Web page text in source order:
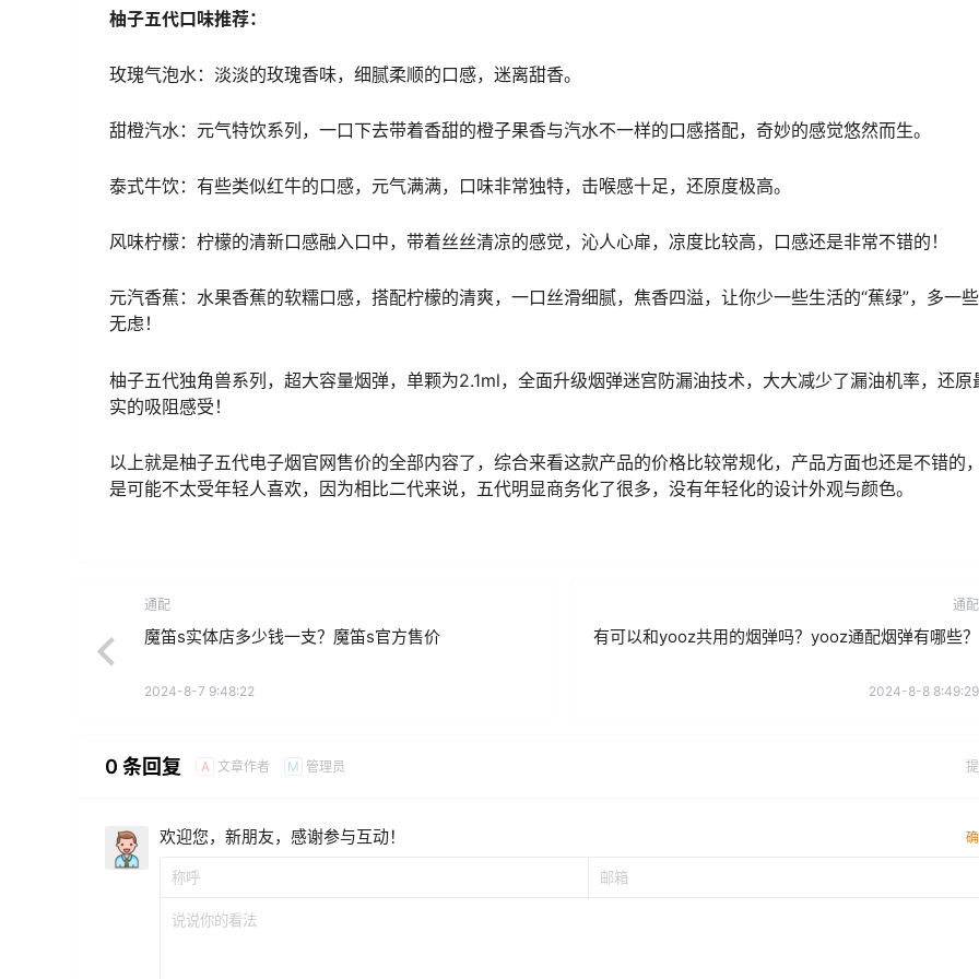
柚子五代口味推荐：
玫瑰气泡水：淡淡的玫瑰香味，细腻柔顺的口感，迷离甜香。
甜橙汽水：元气特饮系列，一口下去带着香甜的橙子果香与汽水不一样的口感搭配，奇妙的感觉悠然而生。
泰式牛饮：有些类似红牛的口感，元气满满，口味非常独特，击喉感十足，还原度极高。
风味柠檬：柠檬的清新口感融入口中，带着丝丝清凉的感觉，沁人心扉，凉度比较高，口感还是非常不错的！
元汽香蕉：水果香蕉的软糯口感，搭配柠檬的清爽，一口丝滑细腻，焦香四溢，让你少一些生活的“蕉绿”，多一
无虑！
柚子五代独角兽系列，超大容量烟弹，单颗为2.1ml，全面升级烟弹迷宫防漏油技术，大大减少了漏油机率，还原
实的吸阻感受！
以上就是柚子五代电子烟官网售价的全部内容了，综合来看这款产品的价格比较常规化，产品方面也还是不错的
是可能不太受年轻人喜欢，因为相比二代来说，五代明显商务化了很多，没有年轻化的设计外观与颜色。
通配
魔笛s实体店多少钱一支？魔笛s官方售价
2024-8-7 9:48:22
通配
有可以和yooz共用的烟弹吗？yooz通配烟弹有哪些？
2024-8-8 8:49:29
0 条回复 A 文章作者 M 管理员
欢迎您，新朋友，感谢参与互动！